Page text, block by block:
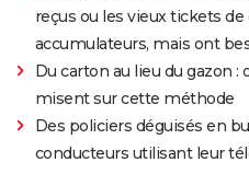
reçus ou les vieux tickets
accumulateurs, mais ont
Du carton au lieu du gazon
misent sur cette méthode
Des policiers déguisés en
conducteurs utilisant leur